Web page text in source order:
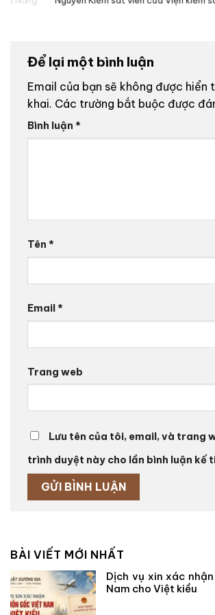
Để lại một bình luận
Email của bạn sẽ không được hiển
khai. Các trường bắt buộc được
Bình luận *
Tên *
Email*
Trang web
Lưu tên của tôi, email, và trang
trình duyệt này cho lần bình luận kế
BÀI VIẾT MỚI NHẤT
Dịch vụ xin xác
Nam cho Việt kiều